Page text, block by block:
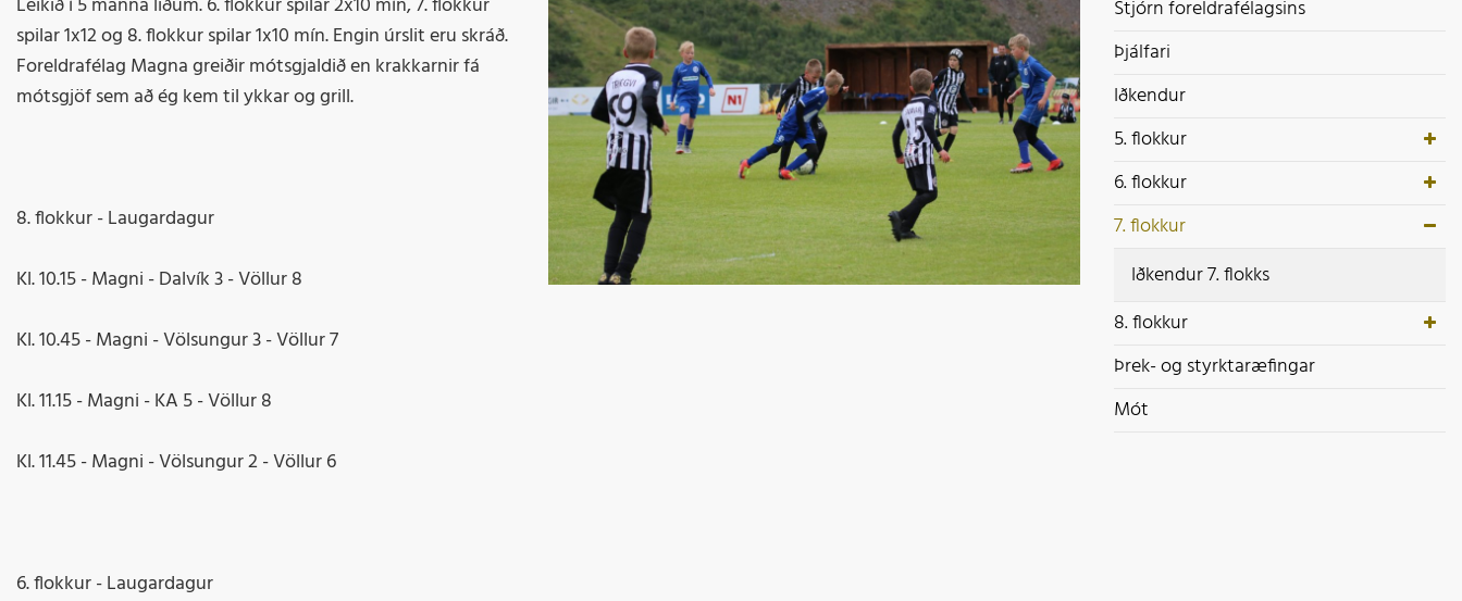
Mót
spilar 1x12 og 8. flokkur spilar 1x10 mín. Engin úrslit eru skráð.
Foreldrafélag Magna greiðir mótsgjaldið en krakkarnir fá
mótsgjöf sem að ég kem til ykkar og grill.
8. flokkur - Laugardagur
Kl. 10.15 - Magni - Dalvík 3 - Völlur 8
Kl. 10.45 - Magni - Völsungur 3 - Völlur 7
Kl. 11.15 - Magni - KA 5 - Völlur 8
Kl. 11.45 - Magni - Völsungur 2 - Völlur 6
6. flokkur - Laugardagur
Stjórn foreldrafélagsins
Þjálfari
Iðkendur
5. flokkur
6. flokkur
7. flokkur
Iðkendur 7. flokks
8. flokkur
Þrek- og styrktaræfingar
Mót